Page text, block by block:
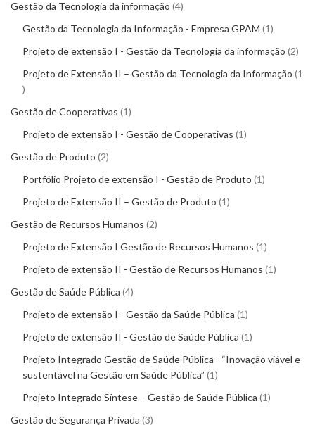
Gestão da Tecnologia da informação 4
Gestão da Tecnologia da Informação - Empresa GPAM 1
Projeto de extensão I - Gestão da Tecnologia da informação 2
Projeto de Extensão II – Gestão da Tecnologia da Informação 1
Gestão de Cooperativas 1
Projeto de extensão I - Gestão de Cooperativas 1
Gestão de Produto 2
Portfólio Projeto de extensão I - Gestão de Produto 1
Projeto de Extensão II – Gestão de Produto 1
Gestão de Recursos Humanos 2
Projeto de Extensão I Gestão de Recursos Humanos 1
Projeto de extensão II - Gestão de Recursos Humanos 1
Gestão de Saúde Pública 4
Projeto de extensão I - Gestão da Saúde Pública 1
Projeto de extensão II - Gestão de Saúde Pública 1
Projeto Integrado Gestão de Saúde Pública - “Inovação viável e
sustentável na Gestão em Saúde Pública” 1
Projeto Integrado Síntese – Gestão de Saúde Pública 1
Gestão de Segurança Privada 3